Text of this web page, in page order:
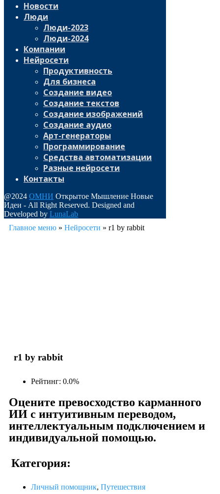
Новости
Люди
Люди-2023
Люди-2024
Компании
Нейросети
Продуктивность
Для бизнеса
Создание видео
Создание текстов
Создание изображений
Создание аудио
Арт-генераторы
Программирование
Средства автоматизации
Разные нейросети
Контакты
@2024 ОМНИ Открытое Мышление Новые
Идеи - All Right Reserved. Designed and
Developed by LunaLab
Главное меню » Нейросети » r1 by rabbit
r1 by rabbit
Рейтинг: 0.0%
Оцените превосходство карманного
ИИ с интуитивным переводом,
интеллектуальным подключением и
индивидуальной помощью.
Категория:
Личный помощник, Путешествия